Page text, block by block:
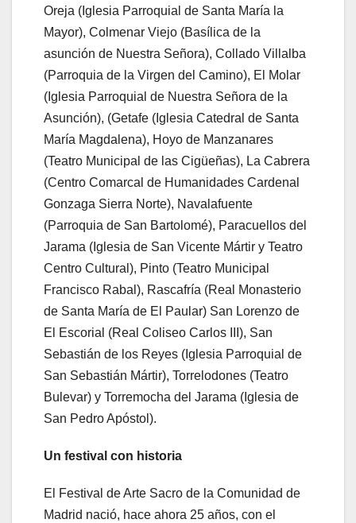
Oreja (Iglesia Parroquial de Santa María la
Mayor), Colmenar Viejo (Basílica de la
asunción de Nuestra Señora), Collado Villalba
(Parroquia de la Virgen del Camino), El Molar
(Iglesia Parroquial de Nuestra Señora de la
Asunción), (Getafe (Iglesia Catedral de Santa
María Magdalena), Hoyo de Manzanares
(Teatro Municipal de las Cigüeñas), La Cabrera
(Centro Comarcal de Humanidades Cardenal
Gonzaga Sierra Norte), Navalafuente
(Parroquia de San Bartolomé), Paracuellos del
Jarama (Iglesia de San Vicente Mártir y Teatro
Centro Cultural), Pinto (Teatro Municipal
Francisco Rabal), Rascafría (Real Monasterio
de Santa María de El Paular) San Lorenzo de
El Escorial (Real Coliseo Carlos III), San
Sebastián de los Reyes (Iglesia Parroquial de
San Sebastián Mártir), Torrelodones (Teatro
Bulevar) y Torremocha del Jarama (Iglesia de
San Pedro Apóstol).
Un festival con historia
El Festival de Arte Sacro de la Comunidad de
Madrid nació, hace ahora 25 años, con el